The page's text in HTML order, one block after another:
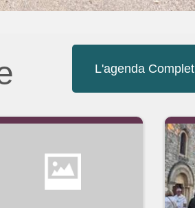
L'agenda Complet